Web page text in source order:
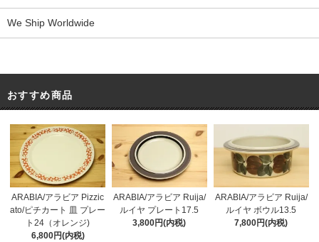
We Ship Worldwide
おすすめ商品
ARABIA/アラビア Pizzic
ato/ピチカート 皿 プレー
ト24（オレンジ)
6,800円(内税)
ARABIA/アラビア Ruija/
ルイヤ プレート17.5
3,800円(内税)
ARABIA/アラビア Ruija/
ルイヤ ボウル13.5
7,800円(内税)